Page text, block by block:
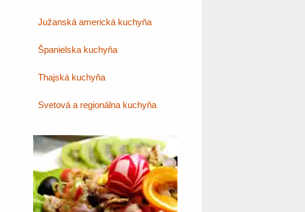
Južanská americká kuchyňa
Španielska kuchyňa
Thajská kuchyňa
Svetová a regionálna kuchyňa